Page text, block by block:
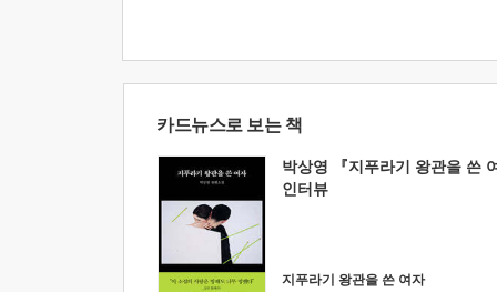
카드뉴스로 보는 책
박상영 『지푸라기 왕관을 쓴
인터뷰
지푸라기 왕관을 쓴 여자